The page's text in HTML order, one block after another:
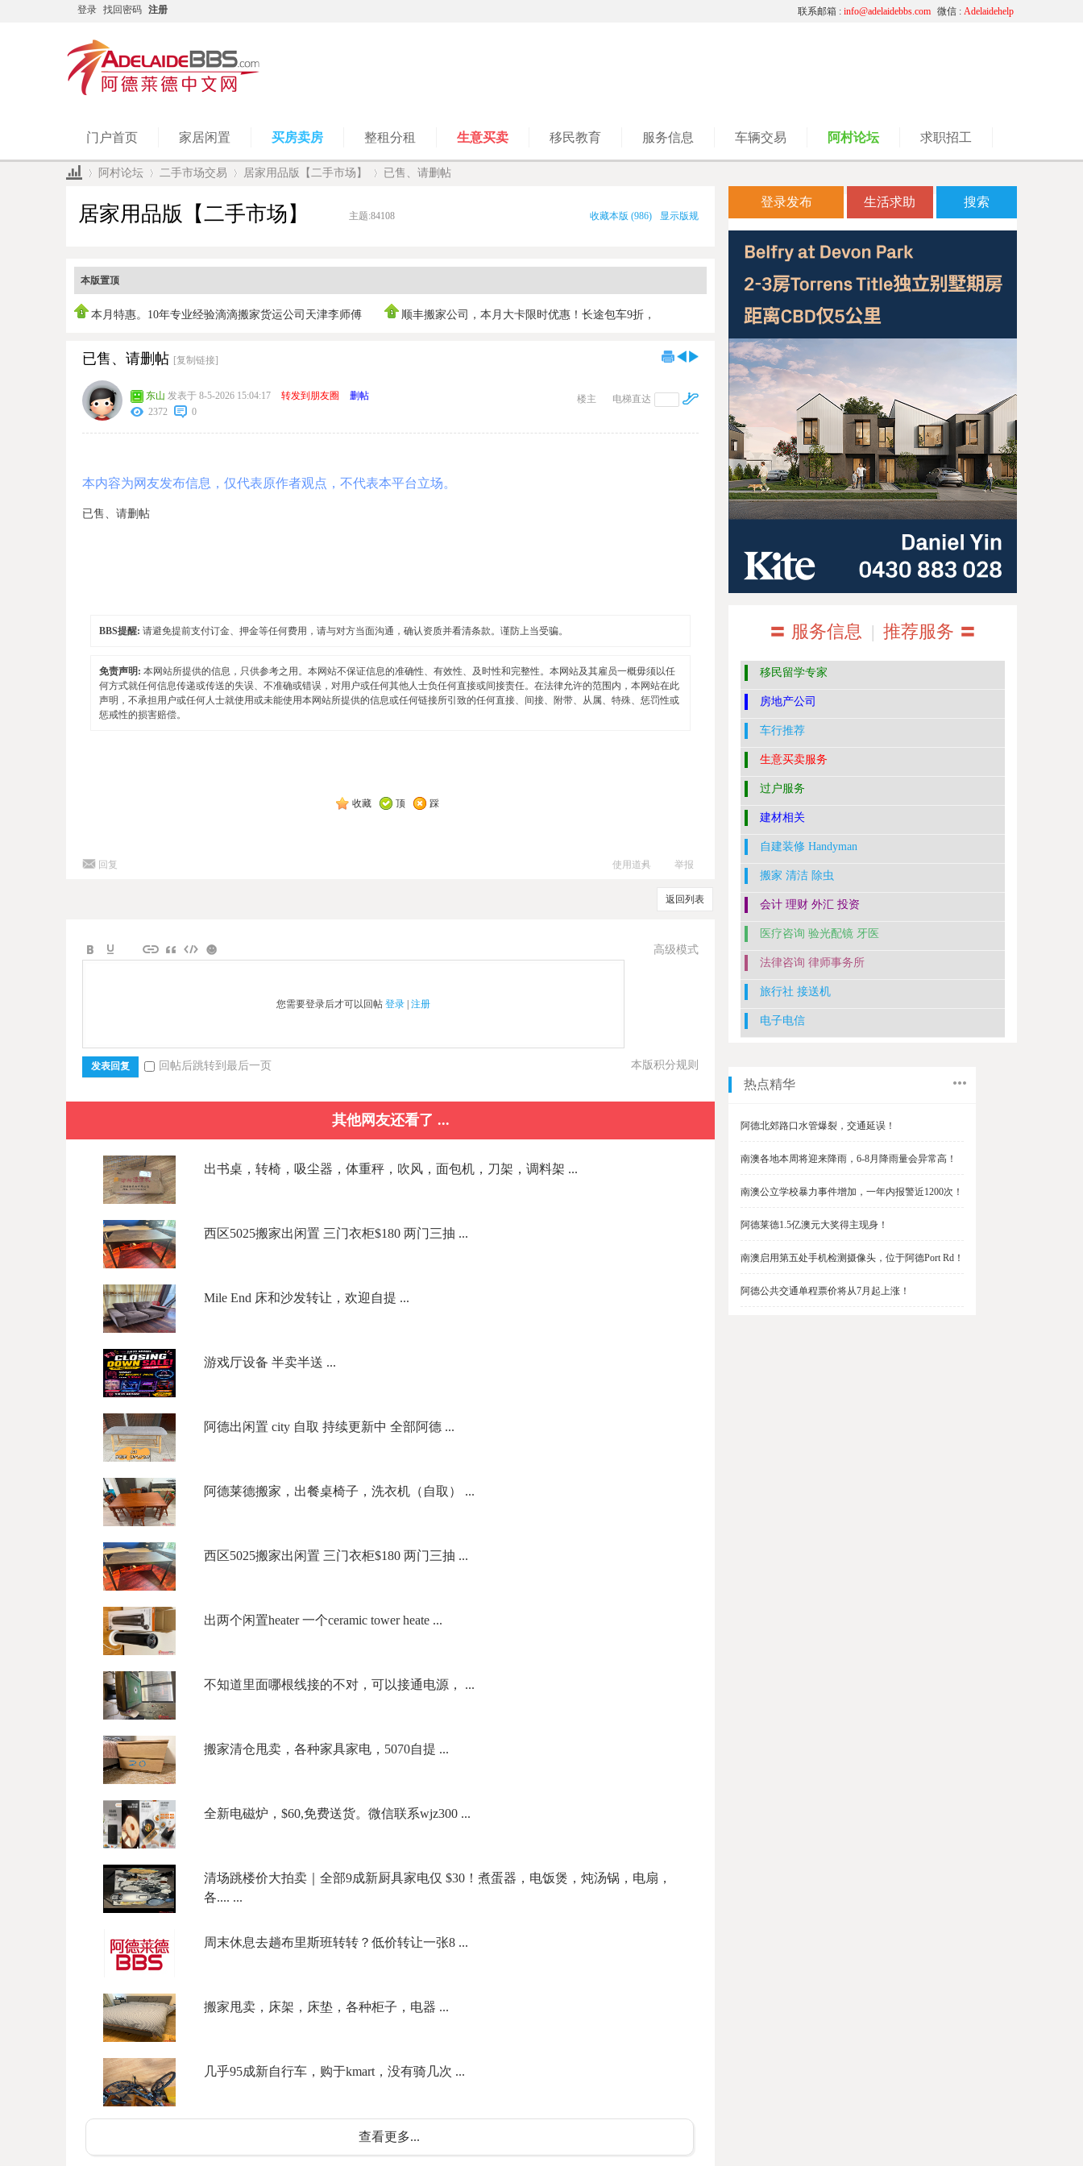
登录 找回密码 注册 微信 : Adelaidehelp
联系邮箱 : info@adelaidebbs.com
门户首页 家居闲置 买房卖房 整租分租 生意买卖 移民教育 服务信息 车辆交易 阿村论坛 求职招工
阿村论坛 二手市场交易 居家用品版【二手市场】 已售、请删帖
居家用品版【二手市场】 主题:84108 显示版规
收藏本版 (986)
本版置顶
本月特惠。10年专业经验滴滴搬家货运公司天津李师傅 顺丰搬家公司，本月大卡限时优惠！长途包车9折，
已售、请删帖 [复制链接]
电梯直达
楼主
东山 发表于 8-5-2026 15:04:17 转发到朋友圈
删帖
2372
0
本内容为网友发布信息，仅代表原作者观点，不代表本平台立场。
已售、请删帖
BBS提醒: 请避免提前支付订金、押金等任何费用，请与对方当面沟通，确认资质并看清条款。谨防上当受骗。
免责声明: 本网站所提供的信息，只供参考之用。本网站不保证信息的准确性、有效性、及时性和完整性。本网站及其雇员一概毋须以任
何方式就任何信息传递或传送的失误、不准确或错误，对用户或任何其他人士负任何直接或间接责任。在法律允许的范围内，本网站在此
声明，不承担用户或任何人士就使用或未能使用本网站所提供的信息或任何链接所引致的任何直接、间接、附带、从属、特殊、惩罚性或
惩戒性的损害赔偿。
收藏 顶 踩
回复 使用道具 举报
返回列表
高级模式
您需要登录后才可以回帖 登录 | 注册
本版积分规则
发表回复 回帖后跳转到最后一页
其他网友还看了 ...
出书桌，转椅，吸尘器，体重秤，吹风，面包机，刀架，调料架 ...
西区5025搬家出闲置 三门衣柜$180 两门三抽 ...
Mile End 床和沙发转让，欢迎自提 ...
游戏厅设备 半卖半送 ...
阿德出闲置 city 自取 持续更新中 全部阿德 ...
阿德莱德搬家，出餐桌椅子，洗衣机（自取） ...
西区5025搬家出闲置 三门衣柜$180 两门三抽 ...
出两个闲置heater 一个ceramic tower heate ...
不知道里面哪根线接的不对，可以接通电源， ...
搬家清仓甩卖，各种家具家电，5070自提 ...
全新电磁炉，$60,免费送货。微信联系wjz300 ...
清场跳楼价大拍卖｜全部9成新厨具家电仅 $30！煮蛋器，电饭煲，炖汤锅，电扇，
各.... ...
周末休息去趟布里斯班转转？低价转让一张8 ...
搬家甩卖，床架，床垫，各种柜子，电器 ...
几乎95成新自行车，购于kmart，没有骑几次 ...
查看更多...
登录发布 生活求助 搜索
〓 服务信息 | 推荐服务 〓
移民留学专家
房地产公司
车行推荐
生意买卖服务
过户服务
建材相关
自建装修 Handyman
搬家 清洁 除虫
会计 理财 外汇 投资
医疗咨询 验光配镜 牙医
法律咨询 律师事务所
旅行社 接送机
电子电信
热点精华
阿德北郊路口水管爆裂，交通延误！
南澳各地本周将迎来降雨，6-8月降雨量会异常高！
南澳公立学校暴力事件增加，一年内报警近1200次！
阿德莱德1.5亿澳元大奖得主现身！
南澳启用第五处手机检测摄像头，位于阿德Port Rd！
阿德公共交通单程票价将从7月起上涨！